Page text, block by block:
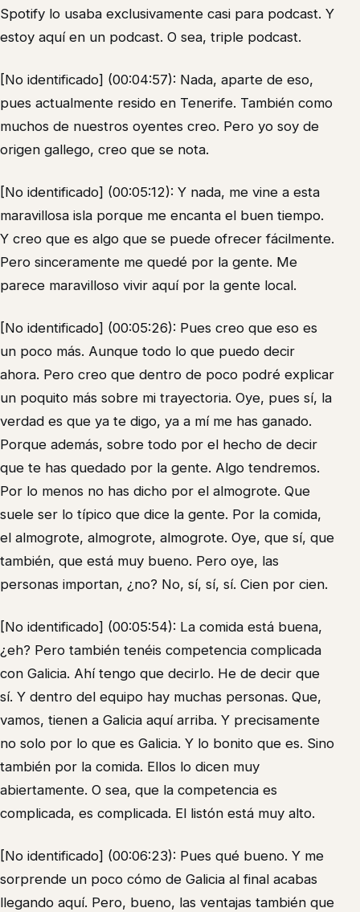
Spotify lo usaba exclusivamente casi para podcast. Y
estoy aquí en un podcast. O sea, triple podcast.
[No identificado] (00:04:57): Nada, aparte de eso,
pues actualmente resido en Tenerife. También como
muchos de nuestros oyentes creo. Pero yo soy de
origen gallego, creo que se nota.
[No identificado] (00:05:12): Y nada, me vine a esta
maravillosa isla porque me encanta el buen tiempo.
Y creo que es algo que se puede ofrecer fácilmente.
Pero sinceramente me quedé por la gente. Me
parece maravilloso vivir aquí por la gente local.
[No identificado] (00:05:26): Pues creo que eso es
un poco más. Aunque todo lo que puedo decir
ahora. Pero creo que dentro de poco podré explicar
un poquito más sobre mi trayectoria. Oye, pues sí, la
verdad es que ya te digo, ya a mí me has ganado.
Porque además, sobre todo por el hecho de decir
que te has quedado por la gente. Algo tendremos.
Por lo menos no has dicho por el almogrote. Que
suele ser lo típico que dice la gente. Por la comida,
el almogrote, almogrote, almogrote. Oye, que sí, que
también, que está muy bueno. Pero oye, las
personas importan, ¿no? No, sí, sí, sí. Cien por cien.
[No identificado] (00:05:54): La comida está buena,
¿eh? Pero también tenéis competencia complicada
con Galicia. Ahí tengo que decirlo. He de decir que
sí. Y dentro del equipo hay muchas personas. Que,
vamos, tienen a Galicia aquí arriba. Y precisamente
no solo por lo que es Galicia. Y lo bonito que es. Sino
también por la comida. Ellos lo dicen muy
abiertamente. O sea, que la competencia es
complicada, es complicada. El listón está muy alto.
[No identificado] (00:06:23): Pues qué bueno. Y me
sorprende un poco cómo de Galicia al final acabas
llegando aquí. Pero, bueno, las ventajas también que